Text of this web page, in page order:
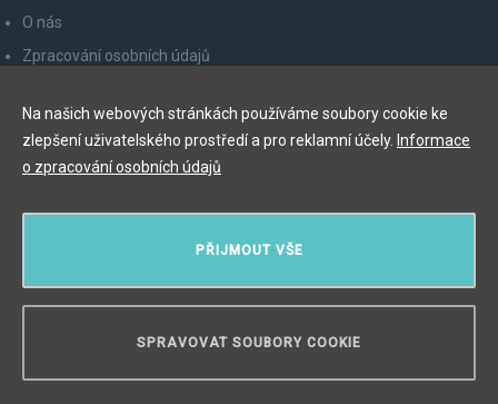
O nás
Zpracování osobních údajů
Odhlášení z newsletteru
Myslíková 245/3, 110 00 Praha 1
PŘIJMOUT VŠE
SPRAVOVAT SOUBORY COOKIE
Na našich webových stránkách používáme soubory cookie ke
zlepšení uživatelského prostředí a pro reklamní účely. Informace
o zpracování osobních údajů